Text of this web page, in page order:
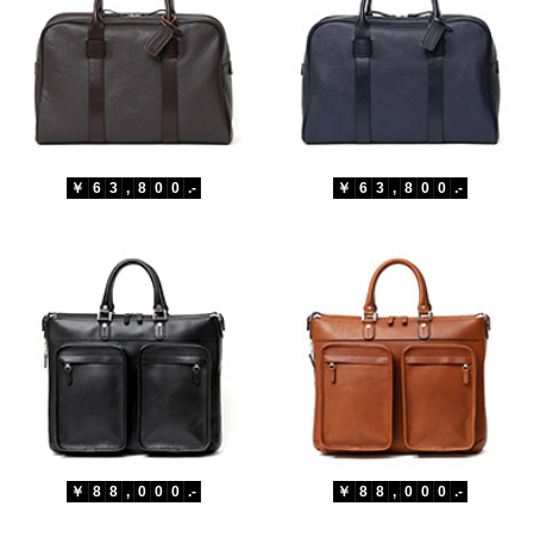
￥ 6 3 , 8 0 0 .- ￥ 6 3 , 8 0 0 .-
￥ 8 8 , 0 0 0 .- ￥ 8 8 , 0 0 0 .-